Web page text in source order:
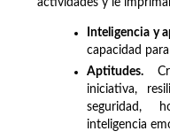
Inteligencia y
capacidad
Aptitudes.
iniciativa,
seguridad,
inteligencia